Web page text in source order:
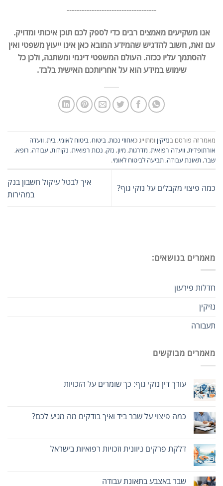
מאמרים בנושאים:
חדלות פירעון
נזיקין
תעבורה
מאמרים מבוקשים
עורך דין נזקי גוף: כך שומרים על הזכויות
כמה פיצוי על שבר ביד ואיך בודקים מה מגיע לכם?
דלקת פרקים ניוונית וזכויות רפואיות בישראל
שבר באצבע בתאונת עבודה
------------------------------------
אנו משקיעים מאמצים רבים כדי לספק לכם תוכן איכותי ומדויק.
עם זאת, חשוב להדגיש שהמידע המובא כאן אינו ייעוץ משפטי ואין
להסתמך עליו ככזה. העולם המשפטי דינמי ומשתנה, ולכן כל
שימוש במידע הוא על אחריותכם האישית בלבד.
מאמר זה פורסם בנזיקיןומתוייג כאחוזי נכות, ביטוח, ביטוח לאומי, בית, וועדה
אורתופדית, וועדה רפואית, מדרגות, מיון, נזק, נכות רפואית, נקודות, עבודה, רופא,
שבר, תאונת עבודה, תביעה לביטוח לאומי.
כמה פיצוי מקבלים על נזקי גוף?
איך לבטל עיקול חשבון בנק
במהירות